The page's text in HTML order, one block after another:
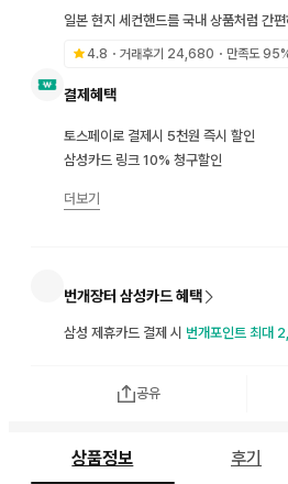
일본 현지 세컨핸드를 국내 상품처럼 간편
4.8 ・거래후기 24,680 ・만족도95
결제혜택
토스페이로 결제시 5천원 즉시 할인
삼성카드 링크 10% 청구할인
더보기
번개장터 삼성카드 혜택
삼성 제휴카드 결제 시 번개포인트 최대
공유
상품정보 후기